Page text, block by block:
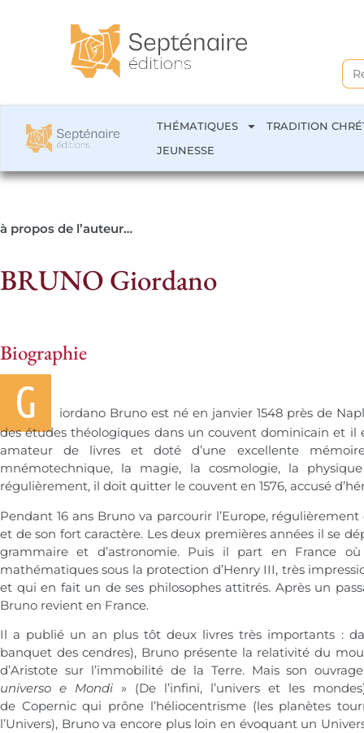
for:
THÉMATIQUES TRADITION
JEUNESSE
à propos de l’auteur…
BRUNO Giordano
Biographie
G
iordano Bruno est né en janvier 1548 près de
des études théologiques dans un couvent dominicain et il
amateur de livres et doté d’une excellente
mnémotechnique, la magie, la cosmologie, la physique
régulièrement, il doit quitter le couvent en 1576, accusé
Pendant 16 ans Bruno va parcourir l’Europe,
et de son fort caractère. Les deux premières années il se
grammaire et d’astronomie. Puis il part en France
mathématiques sous la protection d’Henry III, très
et qui en fait un de ses philosophes attitrés. Après un
Bruno revient en France.
Il a publié un an plus tôt deux livres très importants :
banquet des cendres), Bruno présente la relativité du
d’Aristote sur l’immobilité de la Terre. Mais son
universo e Mondi » (De l’infini, l’univers et les
de Copernicqui prône l’héliocentrisme (les planètes
l’Univers), Bruno va encore plus loin en évoquant un